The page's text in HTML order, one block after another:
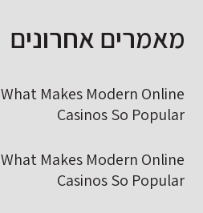
מאמרים אחרונים
What Makes Modern Online
Casinos So Popular
What Makes Modern Online
Casinos So Popular